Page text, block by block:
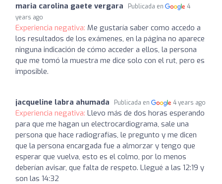
maria carolina gaete vergara Publicada en
4
years ago
Experiencia negativa: Me gustaría saber como accedo a
los resultados de los exámenes, en la página no aparece
ninguna indicación de cómo acceder a ellos, la persona
que me tomó la muestra me dice solo con el rut, pero es
imposible.
jacqueline labra ahumada Publicada en 4 years ago
Experiencia negativa: Llevo más de dos horas esperando
para que me hagan un electrocardiograma, sale una
persona que hace radiografías, le pregunto y me dicen
que la persona encargada fue a almorzar y tengo que
esperar que vuelva, esto es el colmo, por lo menos
deberían avisar, que falta de respeto. Llegué a las 12:19 y
son las 14:32